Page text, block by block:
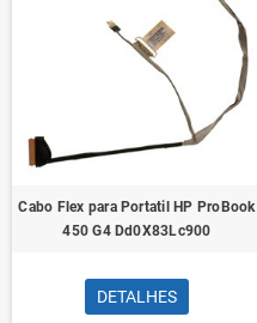
Cabo Flex para Portatil HP ProBook
450 G4 Dd0X83Lc900
DETALHES